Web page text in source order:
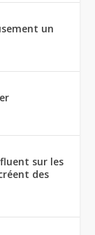
un
sur les
des